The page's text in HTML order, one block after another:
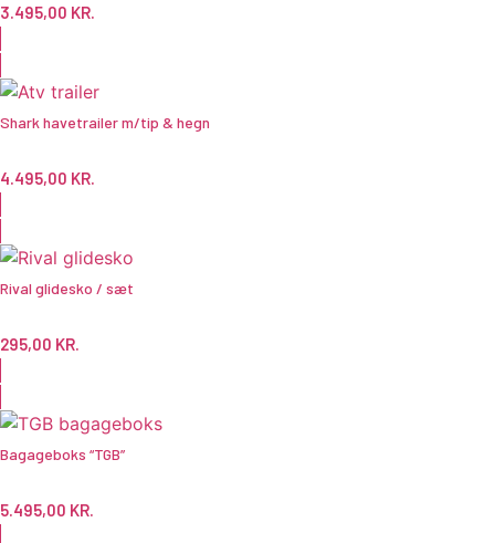
3.495,00 KR.
Shark havetrailer m/tip & hegn
4.495,00 KR.
Rival glidesko / sæt
295,00 KR.
Bagageboks “TGB”
5.495,00 KR.